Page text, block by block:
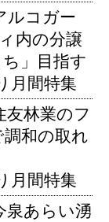
ルコガー
内の分譲
」目指す
月間特集
友林業のフ
和の取れ
月間特集
泉あらい湧